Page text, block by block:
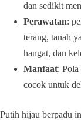
dan sedikit
Perawatan:
terang, tanah
hangat, dan
Manfaat:
cocok untuk
Putih hijau berpadu